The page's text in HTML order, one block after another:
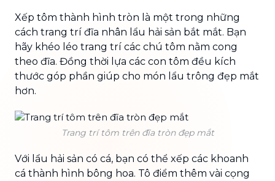
Xếp tôm thành hình tròn là một trong những
cách trang trí đĩa nhân lẩu hải sản bắt mắt. Bạn
hãy khéo léo trang trí các chú tôm nằm cong
theo đĩa. Đồng thời lựa các con tôm đều kích
thước góp phần giúp cho món lẩu trông đẹp mắt
hơn.
Trang trí tôm trên đĩa tròn đẹp mắt
Với lẩu hải sản có cá, bạn có thể xếp các khoanh
cá thành hình bông hoa. Tô điểm thêm vài cọng